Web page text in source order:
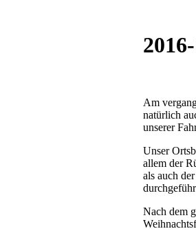
Am
natürlich
unserer
Unser
allem der
als auch
Nach dem